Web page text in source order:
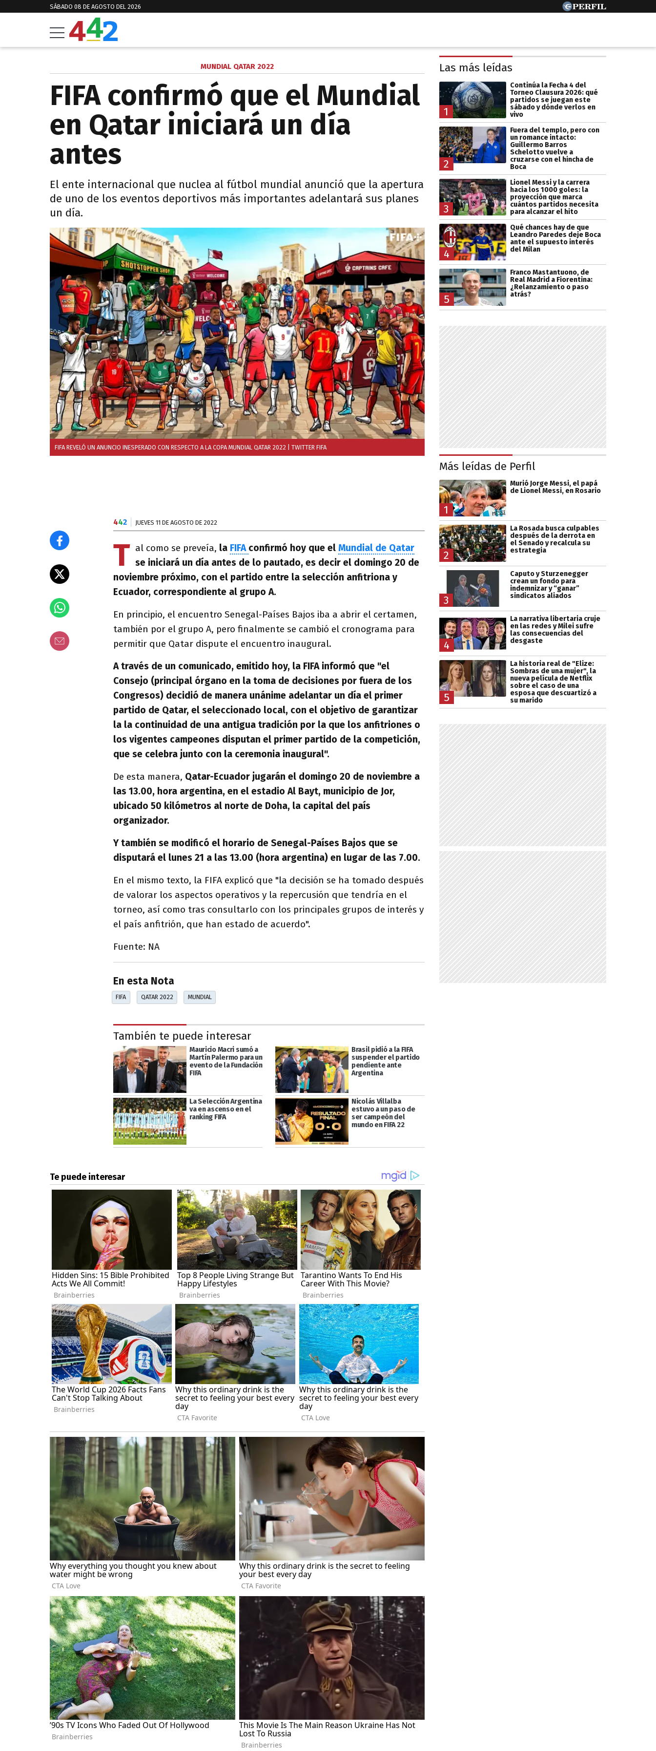
SÁBADO 08 DE AGOSTO DEL 2026
MUNDIAL QATAR 2022
FIFA confirmó que el Mundial
en Qatar iniciará un día
antes
El ente internacional que nuclea al fútbol mundial anunció que la apertura
de uno de los eventos deportivos más importantes adelantará sus planes
un día.
FIFA REVELÓ UN ANUNCIO INESPERADO CON RESPECTO A LA COPA MUNDIAL QATAR 2022 | TWITTER FIFA
442 JUEVES 11 DE AGOSTO DE 2022
T al como se preveía, la FIFA confirmó hoy que el Mundial de Qatar
se iniciará un día antes de lo pautado, es decir el domingo 20 de
noviembre próximo, con el partido entre la selección anfitriona y
Ecuador, correspondiente al grupo A.
En principio, el encuentro Senegal-Países Bajos iba a abrir el certamen,
también por el grupo A, pero finalmente se cambió el cronograma para
permitir que Qatar dispute el encuentro inaugural.
A través de un comunicado, emitido hoy, la FIFA informó que "el
Consejo (principal órgano en la toma de decisiones por fuera de los
Congresos) decidió de manera unánime adelantar un día el primer
partido de Qatar, el seleccionado local, con el objetivo de garantizar
la la continuidad de una antigua tradición por la que los anfitriones o
los vigentes campeones disputan el primer partido de la competición,
que se celebra junto con la ceremonia inaugural".
De esta manera, Qatar-Ecuador jugarán el domingo 20 de noviembre a
las 13.00, hora argentina, en el estadio Al Bayt, municipio de Jor,
ubicado 50 kilómetros al norte de Doha, la capital del país
organizador.
Y también se modificó el horario de Senegal-Países Bajos que se
disputará el lunes 21 a las 13.00 (hora argentina) en lugar de las 7.00.
En el mismo texto, la FIFA explicó que "la decisión se ha tomado después
de valorar los aspectos operativos y la repercusión que tendría en el
torneo, así como tras consultarlo con los principales grupos de interés y
el país anfitrión, que han estado de acuerdo".
Fuente: NA
En esta Nota
FIFA QATAR 2022 MUNDIAL
También te puede interesar
Mauricio Macri sumó a
Martín Palermo para un
evento de la Fundación
FIFA
Brasil pidió a la FIFA
suspender el partido
pendiente ante
Argentina
La Selección Argentina
va en ascenso en el
ranking FIFA
Nicolás Villalba
estuvo a un paso de
ser campeón del
mundo en FIFA 22
Las más leídas
1
Continúa la Fecha 4 del
Torneo Clausura 2026: qué
partidos se juegan este
sábado y dónde verlos en
vivo
2
Fuera del templo, pero con
un romance intacto:
Guillermo Barros
Schelotto vuelve a
cruzarse con el hincha de
Boca
3
Lionel Messi y la carrera
hacia los 1000 goles: la
proyección que marca
cuántos partidos necesita
para alcanzar el hito
4
Qué chances hay de que
Leandro Paredes deje Boca
ante el supuesto interés
del Milan
5
Franco Mastantuono, de
Real Madrid a Fiorentina:
¿Relanzamiento o paso
atrás?
Más leídas de Perfil
1
Murió Jorge Messi, el papá
de Lionel Messi, en Rosario
2
La Rosada busca culpables
después de la derrota en
el Senado y recalcula su
estrategia
3
Caputo y Sturzenegger
crean un fondo para
indemnizar y “ganar”
sindicatos aliados
4
La narrativa libertaria cruje
en las redes y Milei sufre
las consecuencias del
desgaste
5
La historia real de "Elize:
Sombras de una mujer", la
nueva película de Netflix
sobre el caso de una
esposa que descuartizó a
su marido